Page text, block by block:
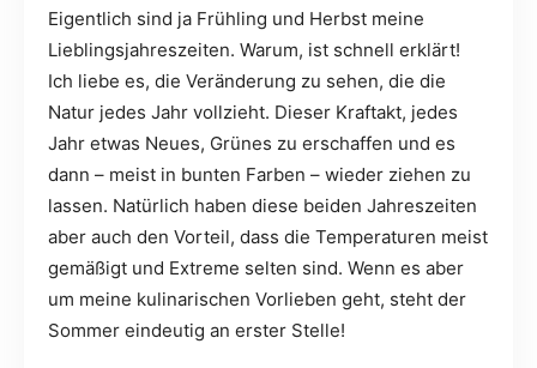
Eigentlich sind ja Frühling und Herbst meine
Lieblingsjahreszeiten. Warum, ist schnell erklärt!
Ich liebe es, die Veränderung zu sehen, die die
Natur jedes Jahr vollzieht. Dieser Kraftakt, jedes
Jahr etwas Neues, Grünes zu erschaffen und es
dann – meist in bunten Farben – wieder ziehen zu
lassen. Natürlich haben diese beiden Jahreszeiten
aber auch den Vorteil, dass die Temperaturen meist
gemäßigt und Extreme selten sind. Wenn es aber
um meine kulinarischen Vorlieben geht, steht der
Sommer eindeutig an erster Stelle!